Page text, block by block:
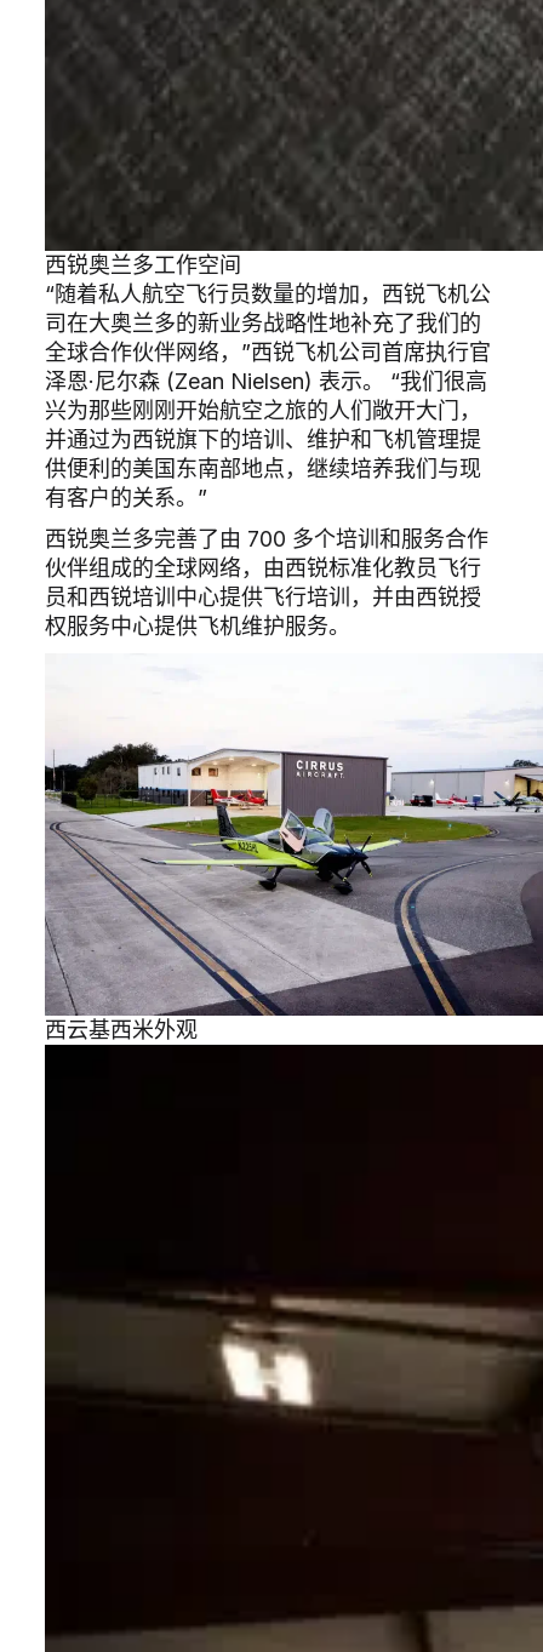
西锐奥兰多工作空间
“随着私人航空飞行员数量的增加，西锐飞机公
司在大奥兰多的新业务战略性地补充了我们的
全球合作伙伴网络，”西锐飞机公司首席执行官
泽恩·尼尔森 (Zean Nielsen) 表示。 “我们很高
兴为那些刚刚开始航空之旅的人们敞开大门，
并通过为西锐旗下的培训、维护和飞机管理提
供便利的美国东南部地点，继续培养我们与现
有客户的关系。”
西锐奥兰多完善了由 700 多个培训和服务合作
伙伴组成的全球网络，由西锐标准化教员飞行
员和西锐培训中心提供飞行培训，并由西锐授
权服务中心提供飞机维护服务。
西云基西米外观